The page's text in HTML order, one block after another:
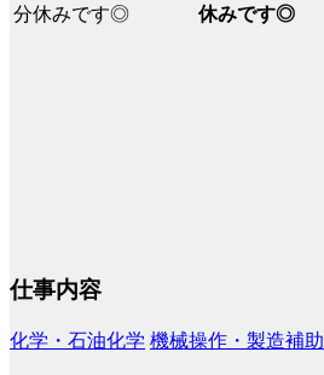
休みです◎
仕事内容
化学・石油化学 機械操作・製造補助